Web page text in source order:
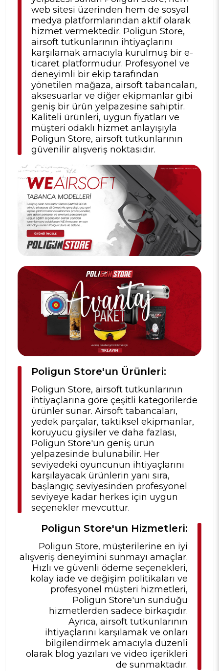
web sitesi üzerinden hem de sosyal
medya platformlarından aktif olarak
hizmet vermektedir. Poligun Store,
airsoft tutkunlarının ihtiyaçlarını
karşılamak amacıyla kurulmuş bir e-
ticaret platformudur. Profesyonel ve
deneyimli bir ekip tarafından
yönetilen mağaza, airsoft tabancaları,
aksesuarlar ve diğer ekipmanlar gibi
geniş bir ürün yelpazesine sahiptir.
Kaliteli ürünleri, uygun fiyatları ve
müşteri odaklı hizmet anlayışıyla
Poligun Store, airsoft tutkunlarının
güvenilir alışveriş noktasıdır.
Poligun Store'un Ürünleri:
Poligun Store, airsoft tutkunlarının
ihtiyaçlarına göre çeşitli kategorilerde
ürünler sunar. Airsoft tabancaları,
yedek parçalar, taktiksel ekipmanlar,
koruyucu giysiler ve daha fazlası,
Poligun Store'un geniş ürün
yelpazesinde bulunabilir. Her
seviyedeki oyuncunun ihtiyaçlarını
karşılayacak ürünlerin yanı sıra,
başlangıç seviyesinden profesyonel
seviyeye kadar herkes için uygun
seçenekler mevcuttur.
Poligun Store'un Hizmetleri:
Poligun Store, müşterilerine en iyi
alışveriş deneyimini sunmayı amaçlar.
Hızlı ve güvenli ödeme seçenekleri,
kolay iade ve değişim politikaları ve
profesyonel müşteri hizmetleri,
Poligun Store'un sunduğu
hizmetlerden sadece birkaçıdır.
Ayrıca, airsoft tutkunlarının
ihtiyaçlarını karşılamak ve onları
bilgilendirmek amacıyla düzenli
olarak blog yazıları ve video içerikleri
de sunmaktadır.